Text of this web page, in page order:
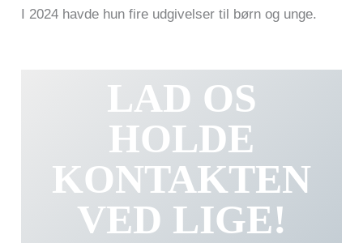
I 2024 havde hun fire udgivelser til børn og unge.
LAD OS
HOLDE
KONTAKTEN
VED LIGE!